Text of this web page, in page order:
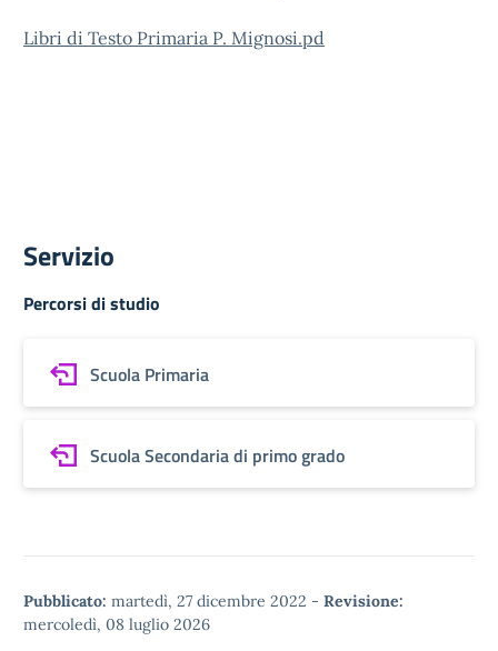
Libri di Testo Primaria P. Mignosi.pd
Servizio
Percorsi di studio
Scuola Primaria
Scuola Secondaria di primo grado
Pubblicato: martedì, 27 dicembre 2022 - Revisione:
mercoledì, 08 luglio 2026